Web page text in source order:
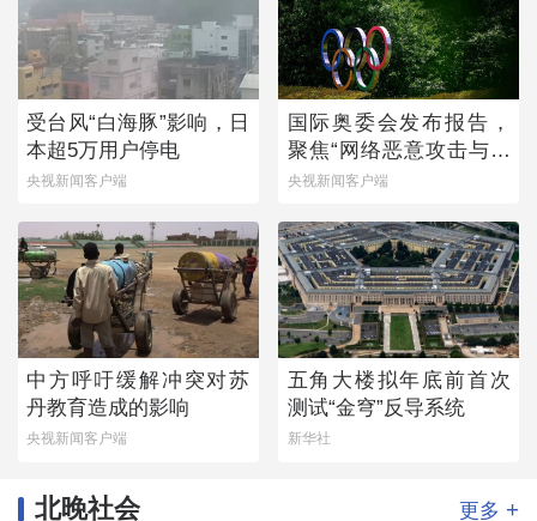
受台风“白海豚”影响，日
本超5万用户停电
央视新闻客户端
国际奥委会发布报告，
聚焦“网络恶意攻击与体
育”
央视新闻客户端
中方呼吁缓解冲突对苏
丹教育造成的影响
央视新闻客户端
五角大楼拟年底前首次
测试“金穹”反导系统
新华社
北晚社会 更多 +